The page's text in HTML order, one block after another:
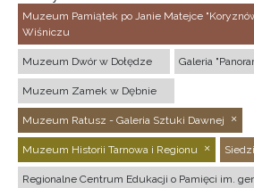
Muzeum Pamiątek po Janie Matejce
Wiśniczu
Muzeum Dwór w Dołędze Galeria
Muzeum Zamek w Dębnie
Muzeum Ratusz - Galeria Sztuki Dawnej
Muzeum Historii Tarnowa i Regionu
Regionalne Centrum Edukacji o Pamięci im.